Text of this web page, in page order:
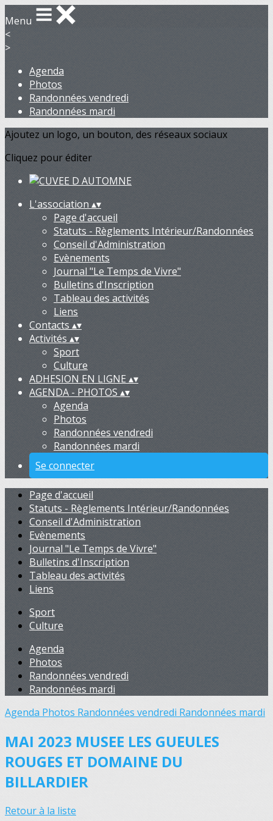
Menu
<
>
Agenda
Photos
Randonnées vendredi
Randonnées mardi
Ajoutez un logo, un bouton, des réseaux sociaux
Cliquez pour éditer
L'association ▴▾
Page d'accueil
Statuts - Règlements Intérieur/Randonnées
Conseil d'Administration
Evènements
Journal "Le Temps de Vivre"
Bulletins d'Inscription
Tableau des activités
Liens
Contacts ▴▾
Activités ▴▾
Sport
Culture
ADHESION EN LIGNE▴▾
AGENDA - PHOTOS ▴▾
Agenda
Photos
Randonnées vendredi
Randonnées mardi
Se connecter
Page d'accueil
Statuts - Règlements Intérieur/Randonnées
Conseil d'Administration
Evènements
Journal "Le Temps de Vivre"
Bulletins d'Inscription
Tableau des activités
Liens
Sport
Culture
Agenda
Photos
Randonnées vendredi
Randonnées mardi
Agenda Photos Randonnées vendredi Randonnées mardi
MAI 2023 MUSEE LES GUEULES
ROUGES ET DOMAINE DU
BILLARDIER
Retour à la liste